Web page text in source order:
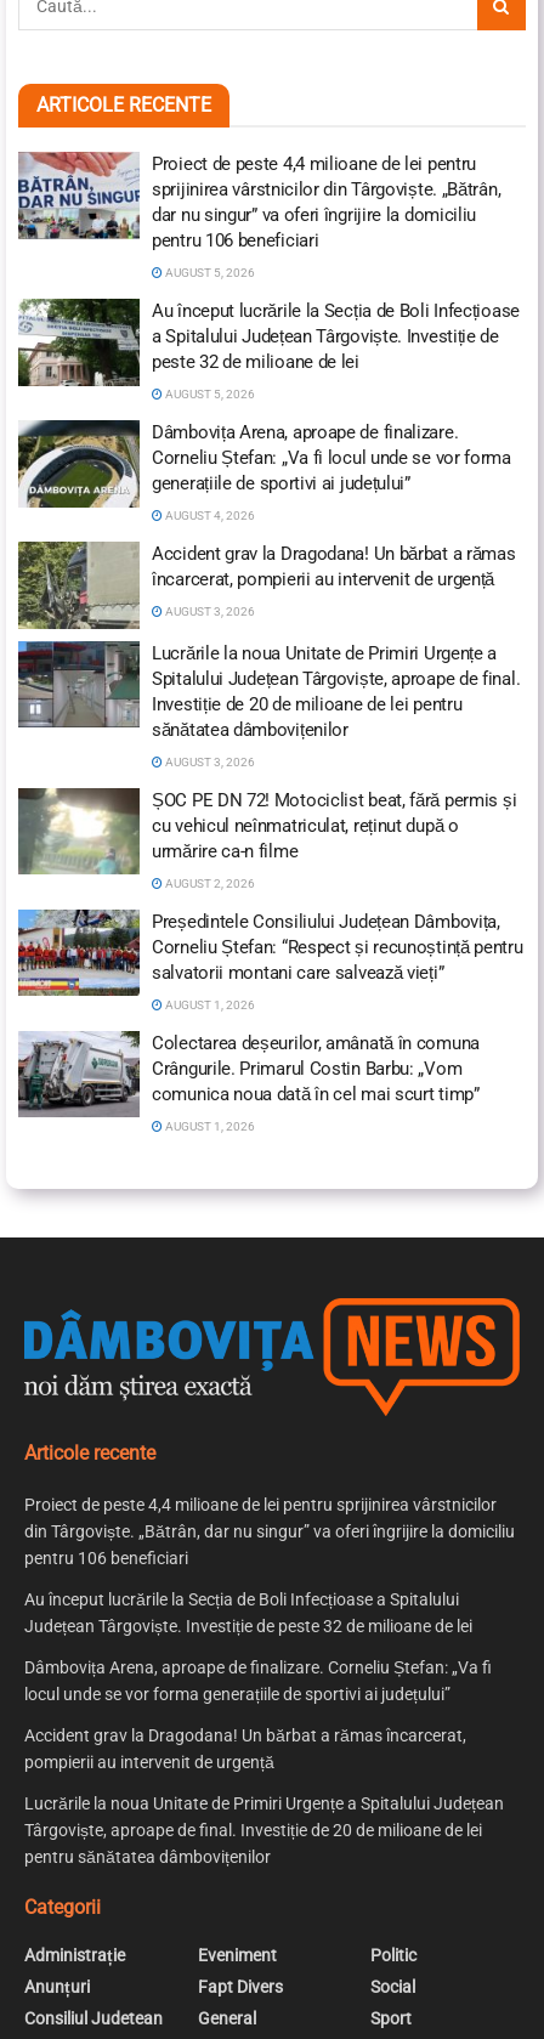
ARTICOLE RECENTE
Proiect de peste 4,4 milioane de lei pentru
sprijinirea vârstnicilor din Târgoviște. „Bătrân,
dar nu singur” va oferi îngrijire la domiciliu
pentru 106 beneficiari
AUGUST 5, 2026
Au început lucrările la Secția de Boli Infecțioase
a Spitalului Județean Târgoviște. Investiție de
peste 32 de milioane de lei
AUGUST 5, 2026
Dâmbovița Arena, aproape de finalizare.
Corneliu Ștefan: „Va fi locul unde se vor forma
generațiile de sportivi ai județului”
AUGUST 4, 2026
Accident grav la Dragodana! Un bărbat a rămas
încarcerat, pompierii au intervenit de urgență
AUGUST 3, 2026
Lucrările la noua Unitate de Primiri Urgențe a
Spitalului Județean Târgoviște, aproape de final.
Investiție de 20 de milioane de lei pentru
sănătatea dâmbovițenilor
AUGUST 3, 2026
ȘOC PE DN 72! Motociclist beat, fără permis și
cu vehicul neînmatriculat, reținut după o
urmărire ca-n filme
AUGUST 2, 2026
Președintele Consiliului Județean Dâmbovița,
Corneliu Ștefan: “Respect și recunoștință pentru
salvatorii montani care salvează vieți”
AUGUST 1, 2026
Colectarea deșeurilor, amânată în comuna
Crângurile. Primarul Costin Barbu: „Vom
comunica noua dată în cel mai scurt timp”
AUGUST 1, 2026
Articole recente
Proiect de peste 4,4 milioane de lei pentru sprijinirea vârstnicilor
din Târgoviște. „Bătrân, dar nu singur” va oferi îngrijire la domiciliu
pentru 106 beneficiari
Au început lucrările la Secția de Boli Infecțioase a Spitalului
Județean Târgoviște. Investiție de peste 32 de milioane de lei
Dâmbovița Arena, aproape de finalizare. Corneliu Ștefan: „Va fi
locul unde se vor forma generațiile de sportivi ai județului”
Accident grav la Dragodana! Un bărbat a rămas încarcerat,
pompierii au intervenit de urgență
Lucrările la noua Unitate de Primiri Urgențe a Spitalului Județean
Târgoviște, aproape de final. Investiție de 20 de milioane de lei
pentru sănătatea dâmbovițenilor
Categorii
Administrație
Anunțuri
Consiliul Judetean
Eveniment
Fapt Divers
General
Politic
Social
Sport